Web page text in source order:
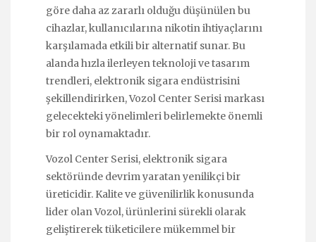
göre daha az zararlı olduğu düşünülen bu
cihazlar, kullanıcılarına nikotin ihtiyaçlarını
karşılamada etkili bir alternatif sunar. Bu
alanda hızla ilerleyen teknoloji ve tasarım
trendleri, elektronik sigara endüstrisini
şekillendirirken, Vozol Center Serisi markası
gelecekteki yönelimleri belirlemekte önemli
bir rol oynamaktadır.
Vozol Center Serisi, elektronik sigara
sektöründe devrim yaratan yenilikçi bir
üreticidir. Kalite ve güvenilirlik konusunda
lider olan Vozol, ürünlerini sürekli olarak
geliştirerek tüketicilere mükemmel bir